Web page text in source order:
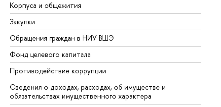
Корпуса и общежития
Закупки
Обращения граждан в НИУ ВШЭ
Фонд целевого капитала
Противодействие коррупции
Сведения о доходах, расходах, об имуществе и
обязательствах имущественного характера